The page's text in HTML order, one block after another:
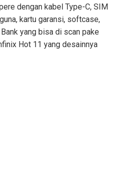
dengan kabel Type-C, SIM
kartu garansi, softcase,
yang bisa di scan pake
Hot 11 yang desainnya